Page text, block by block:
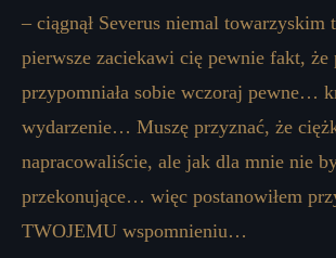
– ciągnął Severus niemal towarzyskim
pierwsze zaciekawi cię pewnie fakt, że
przypomniała sobie wczoraj pewne…
wydarzenie… Muszę przyznać, że
napracowaliście, ale jak dla mnie nie
przekonujące… więc postanowiłem
TWOJEMU wspomnieniu…